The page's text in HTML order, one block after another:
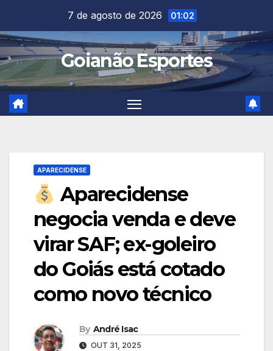
content
7 de agosto de 2026 01:02
Goianão Esportes
APARECIDENSE
Aparecidense
negocia venda e deve
virar SAF; ex-goleiro
do Goiás está cotado
como novo técnico
By André Isac
OUT 31, 2025